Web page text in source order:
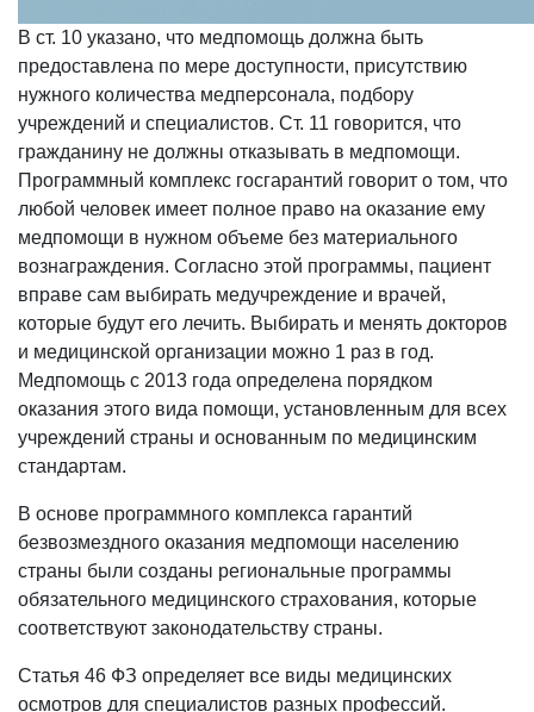
В ст. 10 указано, что медпомощь должна быть
предоставлена по мере доступности, присутствию
нужного количества медперсонала, подбору
учреждений и специалистов. Ст. 11 говорится, что
гражданину не должны отказывать в медпомощи.
Программный комплекс госгарантий говорит о том, что
любой человек имеет полное право на оказание ему
медпомощи в нужном объеме без материального
вознаграждения. Согласно этой программы, пациент
вправе сам выбирать медучреждение и врачей,
которые будут его лечить. Выбирать и менять докторов
и медицинской организации можно 1 раз в год.
Медпомощь с 2013 года определена порядком
оказания этого вида помощи, установленным для всех
учреждений страны и основанным по медицинским
стандартам.
В основе программного комплекса гарантий
безвозмездного оказания медпомощи населению
страны были созданы региональные программы
обязательного медицинского страхования, которые
соответствуют законодательству страны.
Статья 46 ФЗ определяет все виды медицинских
осмотров для специалистов разных профессий.